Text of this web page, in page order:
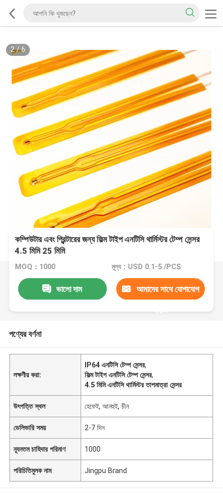
2/6
কম্পিউটার এবং প্রিন্টারের জন্য ফিল্ম টাইপ এনটিসি থার্মিস্টর টেম্প সেন্সর
4.5 মিমি 25 মিমি
MOQ：1000 মূল্য：USD 0.1-5 /PCS
ভালো দাম আমাদের সাথে যোগাযোগ
করুন
পণ্যের বর্ণনা
লক্ষণীয় করা:
IP64 এনটিসি টেম্প সেন্সর,
ফিল্ম টাইপ এনটিসি টেম্প সেন্সর,
4.5 মিমি এনটিসি থার্মিস্টর তাপমাত্রা সেন্সর
উৎপত্তি স্থল হেফেই, আনহুই, চীন
ডেলিভারি সময় 2-7 দিন
ন্যূনতম চাহিদার পরিমাণ 1000
পরিচিতিমুলক নাম Jingpu Brand